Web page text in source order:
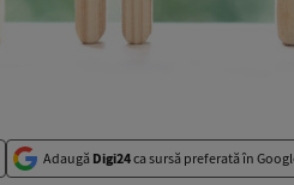
Adaugă Digi24ca sursă preferată în